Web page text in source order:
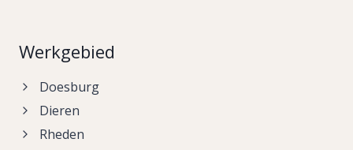
Werkgebied
Doesburg
Dieren
Rheden